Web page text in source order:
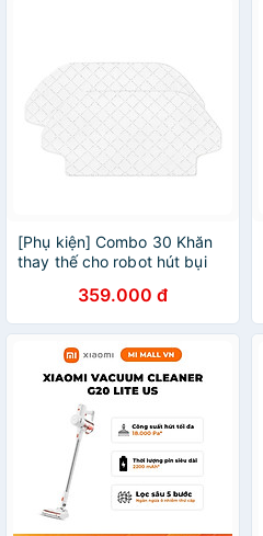
[Phụ kiện] Combo 30 Khăn
thay thế cho robot hút bụi
Mop Essential dùng 1 lần -
Hàng Chính hãng
359.000 đ